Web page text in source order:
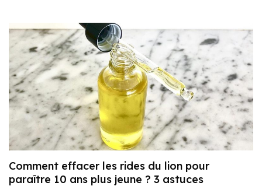
Comment effacer les rides du lion pour
paraître 10 ans plus jeune ? 3 astuces